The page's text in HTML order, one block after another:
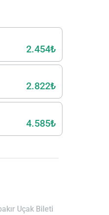
2.454₺
2.822₺
4.585₺
Uçak Bileti